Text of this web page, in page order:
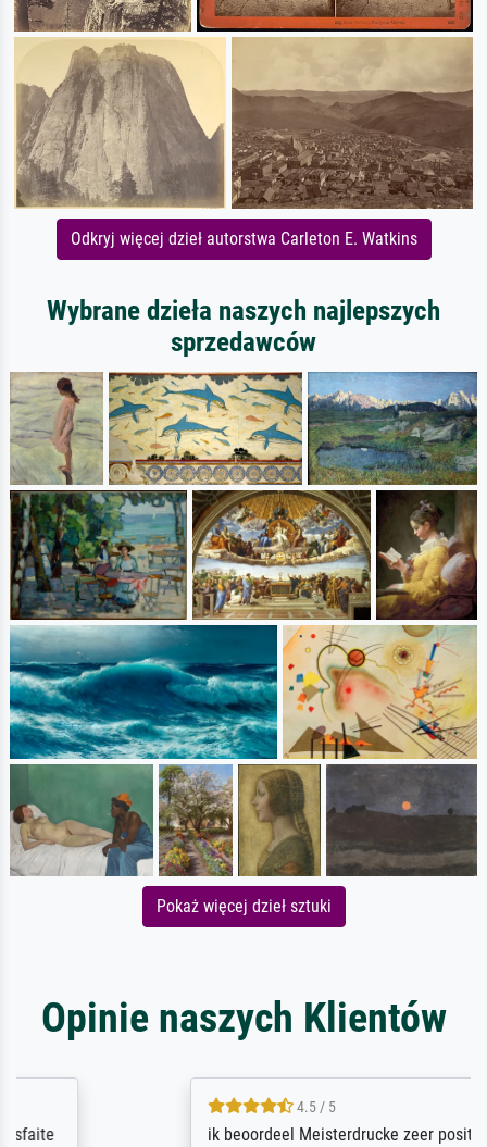
Odkryj więcej dzieł autorstwa Carleton E. Watkins
Wybrane dzieła naszych najlepszych
sprzedawców
Pokaż więcej dzieł sztuki
Opinie naszych Klientów
4.5 / 5
ik beoordeel Meisterdrucke zeer positief.